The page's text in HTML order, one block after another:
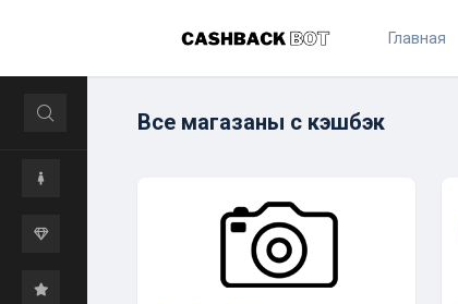
Главная
Все магазаны с кэшбэк